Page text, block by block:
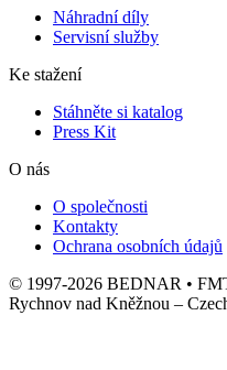
Náhradní díly
Servisní služby
Ke stažení
Stáhněte si katalog
Press Kit
O nás
O společnosti
Kontakty
Ochrana osobních údajů
© 1997-2026 BEDNAR •
Rychnov nad Kněžnou –